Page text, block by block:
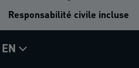
Responsabilité civile incluse
EN